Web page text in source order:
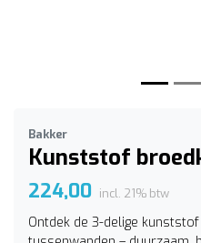
Bakker
Kunststof
224,00 incl. 21% btw
Ontdek de 3-delige